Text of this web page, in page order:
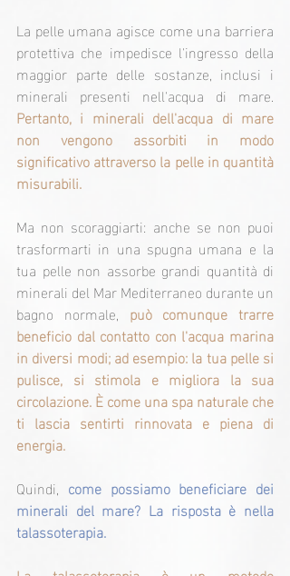
La pelle umana agisce come una barriera
protettiva che impedisce l'ingresso della
maggior parte delle sostanze, inclusi i
Pertanto, i minerali dell'acqua di mare
non vengono assorbiti in modo
significativo attraverso la pelle in quantità
misurabili.
Ma non scoraggiarti: anche se non puoi
trasformarti in una spugna umana e la
tua pelle non assorbe grandi quantità di
minerali del Mar Mediterraneo durante un
bagno normale, può comunque trarre
beneficio dal contatto con l'acqua marina
in diversi modi; ad esempio: la tua pelle si
pulisce, si stimola e migliora la sua
circolazione. È come una spa naturale che
ti lascia sentirti rinnovata e piena di
energia.
Quindi, come possiamo beneficiare dei
minerali del mare? La risposta è nella
talassoterapia.